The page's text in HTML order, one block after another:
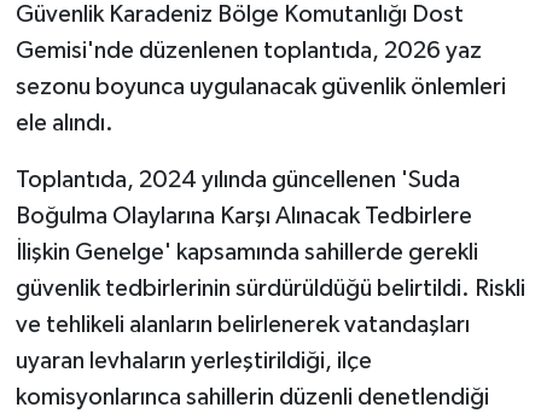
Güvenlik Karadeniz Bölge Komutanlığı Dost
Gemisi'nde düzenlenen toplantıda, 2026 yaz
sezonu boyunca uygulanacak güvenlik önlemleri
ele alındı.
Toplantıda, 2024 yılında güncellenen 'Suda
Boğulma Olaylarına Karşı Alınacak Tedbirlere
İlişkin Genelge' kapsamında sahillerde gerekli
güvenlik tedbirlerinin sürdürüldüğü belirtildi. Riskli
ve tehlikeli alanların belirlenerek vatandaşları
uyaran levhaların yerleştirildiği, ilçe
komisyonlarınca sahillerin düzenli denetlendiği